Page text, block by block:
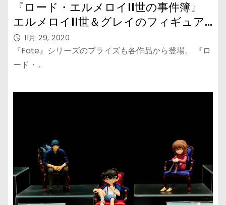
『ロード・エルメロイII世の事件簿』
エルメロイII世＆グレイのフィギュア
『劇場版 Fate/Grand Order』マスコッ
ト
11月 29, 2020
『Fate』シリーズのプライズも各作品から登場。 『ロ
ード・…